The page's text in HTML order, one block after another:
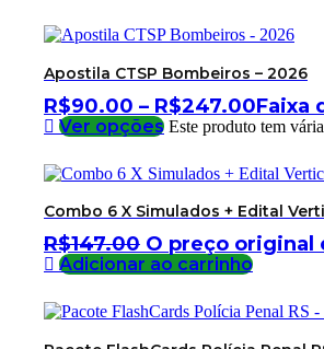
Apostila CTSP Bombeiros – 2026
R$90.00 – R$247.00Faixa
Ver opções Este produto tem
Combo 6 X Simulados + Edital
R$147.00 O preço original
Adicionar ao carrinho